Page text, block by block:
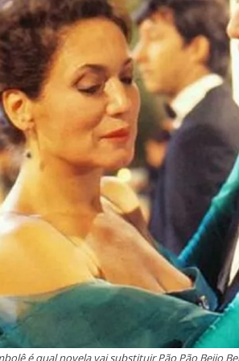
é qual novela vai substituir Pão Pão Beijo